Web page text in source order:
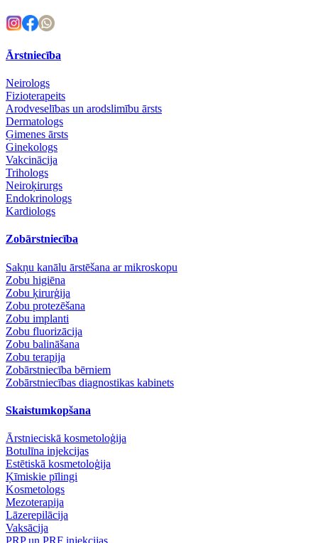
Ārstniecība
Neirologs
Fizioterapeits
Arodveselības un arodslimību ārsts
Dermatologs
Ģimenes ārsts
Ginekologs
Vakcinācija
Trihologs
Neiroķirurgs
Endokrinologs
Kardiologs
Zobārstniecība
Sakņu kanālu ārstēšana ar mikroskopu
Zobu higiēna
Zobu ķirurģija
Zobu protezēšana
Zobu implanti
Zobu fluorizācija
Zobu balināšana
Zobu terapija
Zobārstniecība bērniem
Zobārstniecības diagnostikas kabinets
Skaistumkopšana
Ārstnieciskā kosmetoloģija
Botulīna injekcijas
Estētiskā kosmetoloģija
Ķīmiskie pīlingi
Kosmetologs
Mezoterapija
Lāzerepilācija
Vaksācija
PRP un PRF injekcijas